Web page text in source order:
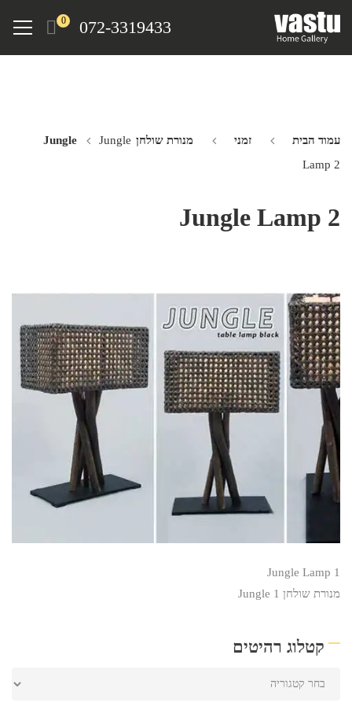
072-3319433
0
Menu
עמוד הבית זמני מנורת שולחן Jungle Jungle
Lamp 2
Jungle Lamp 2
Jungle Lamp 1
מנורת שולחן Jungle 1
קטלוג רהיטים